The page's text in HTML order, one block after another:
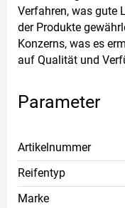
Verfahren, was gute
der Produkte
Konzerns, was es
auf Qualität und
Parameter
Artikelnummer
Reifentyp
Marke